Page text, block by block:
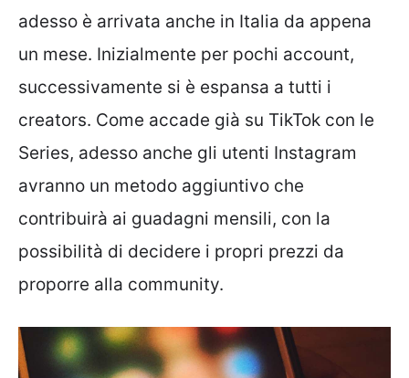
adesso è arrivata anche in Italia da appena
un mese. Inizialmente per pochi account,
successivamente si è espansa a tutti i
creators. Come accade già su TikTok con le
Series, adesso anche gli utenti Instagram
avranno un metodo aggiuntivo che
contribuirà ai guadagni mensili, con la
possibilità di decidere i propri prezzi da
proporre alla community.